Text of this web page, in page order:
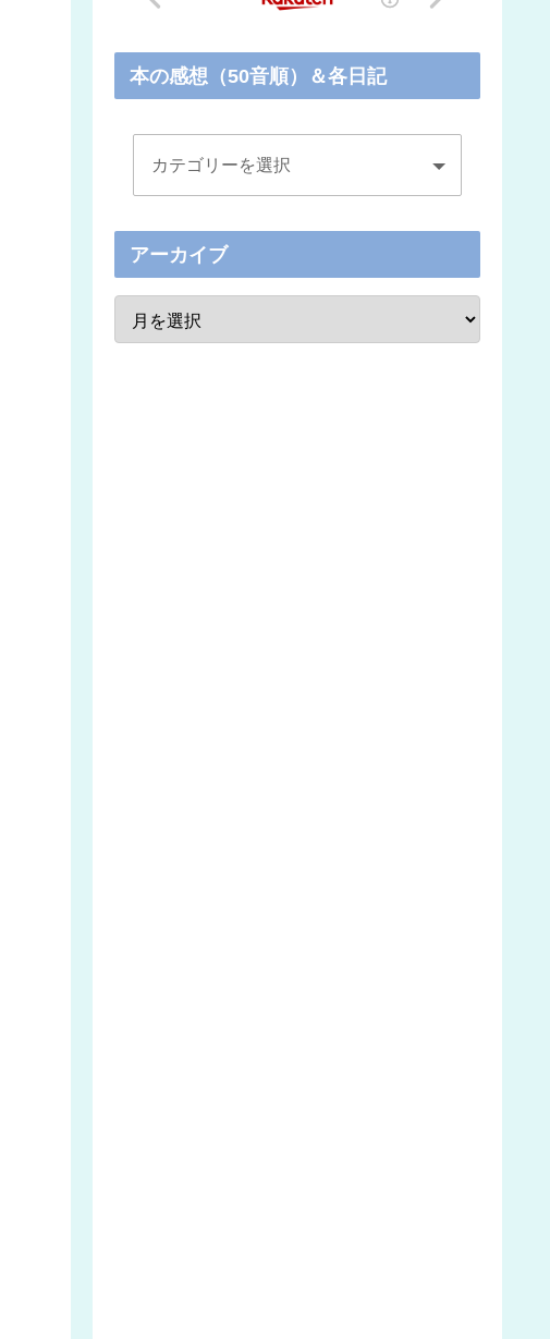
本の感想（50音順）＆各日記
アーカイブ